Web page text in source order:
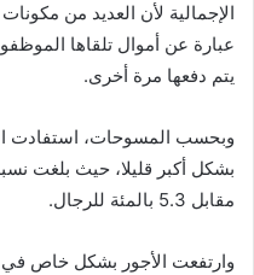
الإجمالية لأن العديد من
عبارة عن أموال تلقاها
يتم دفعها مرة أخرى.
وبحسب المسوحات، استفادت
مقابل 5.3 بالمئة للرجال.
وارتفعت الأجور بشكل خاص في